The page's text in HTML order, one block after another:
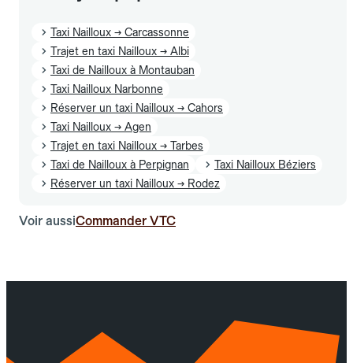
Taxi Nailloux → Carcassonne
Trajet en taxi Nailloux → Albi
Taxi de Nailloux à Montauban
Taxi Nailloux Narbonne
Réserver un taxi Nailloux → Cahors
Taxi Nailloux → Agen
Trajet en taxi Nailloux → Tarbes
Taxi de Nailloux à Perpignan
Taxi Nailloux Béziers
Réserver un taxi Nailloux → Rodez
Voir aussiCommander VTC